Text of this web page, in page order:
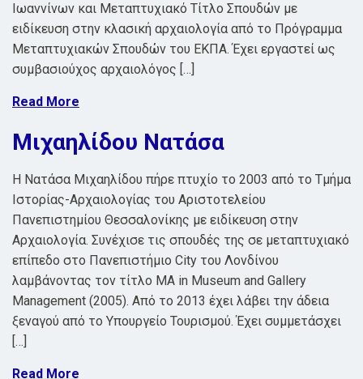
Ιωαννίνων και Μεταπτυχιακό Τίτλο Σπουδών με
ειδίκευση στην κλασική αρχαιολογία από το Πρόγραμμα
Μεταπτυχιακών Σπουδών του ΕΚΠΑ. Έχει εργαστεί ως
συμβασιούχος αρχαιολόγος […]
Read More
Μιχαηλίδου Νατάσα
Η Νατάσα Μιχαηλίδου πήρε πτυχίο το 2003 από το Τμήμα
Ιστορίας-Αρχαιολογίας του Αριστοτελείου
Πανεπιστημίου Θεσσαλονίκης με ειδίκευση στην
Αρχαιολογία. Συνέχισε τις σπουδές της σε μεταπτυχιακό
επίπεδο στο Πανεπιστήμιο City του Λονδίνου
λαμβάνοντας τον τίτλο MA in Museum and Gallery
Management (2005). Από το 2013 έχει λάβει την άδεια
ξεναγού από το Υπουργείο Τουρισμού. Έχει συμμετάσχει
[…]
Read More